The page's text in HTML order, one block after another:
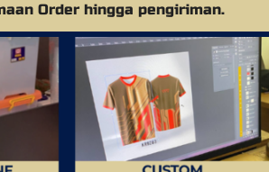
Order hingga pengiriman.